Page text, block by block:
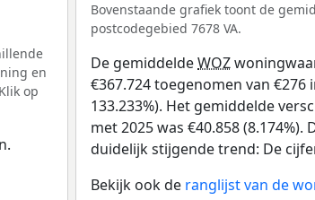
en
op
Bovenstaande grafiek toont de
postcodegebied 7678 VA.
De gemiddeldeWOZ
€367.724 toegenomen van €276
133.233%). Het gemiddelde
met 2025 was €40.858
duidelijk stijgende trend: De
Bekijk ook de ranglijst van de